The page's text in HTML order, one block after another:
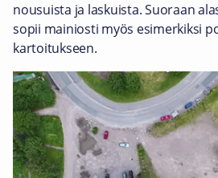
nousuista ja laskuista. Suoraan
sopii mainiosti myös esimerkiksi
kartoitukseen.